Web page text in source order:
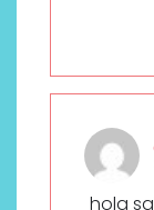
hola